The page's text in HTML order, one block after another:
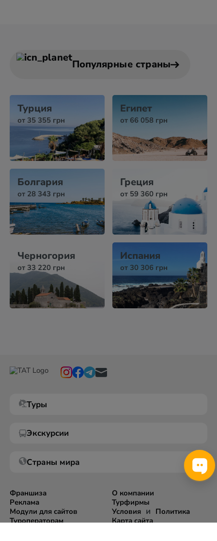
Популярные страны
Турция
от 35 355 грн
Египет
от 66 058 грн
Болгария
от 28 343 грн
Греция
от 59 360 грн
Черногория
от 33 220 грн
Испания
от 30 306 грн
Туры
Экскурсии
Страны мира
Франшиза
Реклама
Модули для сайтов
Туроператорам
О компании
Турфирмы
Условияи Политика
Карта сайта